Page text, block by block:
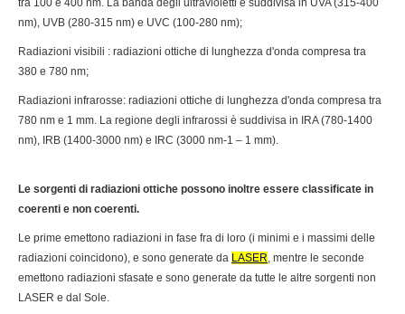
tra 100 e 400 nm. La banda degli ultravioletti è suddivisa in UVA (315-400
nm), UVB (280-315 nm) e UVC (100-280 nm);
Radiazioni visibili : radiazioni ottiche di lunghezza d'onda compresa tra
380 e 780 nm;
Radiazioni infrarosse: radiazioni ottiche di lunghezza d'onda compresa tra
780 nm e 1 mm. La regione degli infrarossi è suddivisa in IRA (780-1400
nm), IRB (1400-3000 nm) e IRC (3000 nm-1 – 1 mm).
Le sorgenti di radiazioni ottiche possono inoltre essere classificate in
coerenti e non coerenti.
Le prime emettono radiazioni in fase fra di loro (i minimi e i massimi delle
radiazioni coincidono), e sono generate da LASER, mentre le seconde
emettono radiazioni sfasate e sono generate da tutte le altre sorgenti non
LASER e dal Sole.